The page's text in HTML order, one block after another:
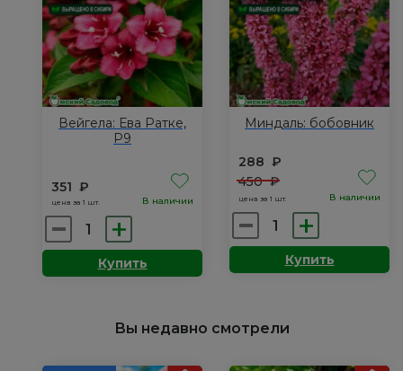
Вейгела: Ева Ратке,
Р9
351 ₽
цена за 1 шт. В наличии
Количество
товара
Вейгела:Купить
Миндаль: бобовник
288 ₽
450₽
цена за 1 шт. В наличии
Количество
товара
Миндаль:Купить
Вы недавно смотрели